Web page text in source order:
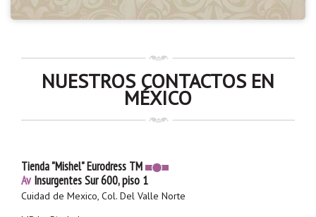
NUESTROS CONTACTOS EN
MÉXICO
Tienda "Mishel" Eurodress TM
AvInsurgentes Sur 600, piso 1
Cuidad de Mexico, Col. Del Valle Norte